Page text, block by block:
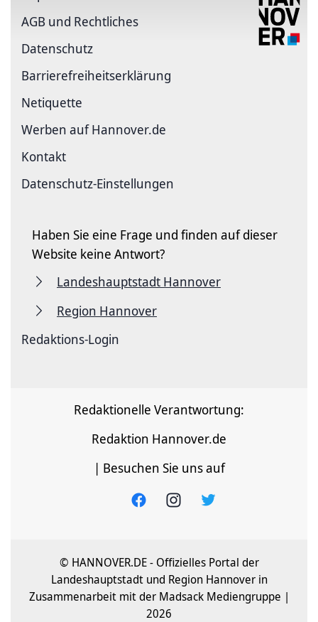
AGB und Rechtliches
Datenschutz
Barriere­freiheits­erklärung
Netiquette
Werben auf Hannover.de
Kontakt
Datenschutz-Einstellungen
Haben Sie eine Frage und finden auf dieser
Website keine Antwort?
Landeshauptstadt Hannover
Region Hannover
Redaktions-Login
Redaktionelle Verantwortung:
Redaktion Hannover.de
| Besuchen Sie uns auf
© HANNOVER.DE - Offizielles Portal der
Landeshauptstadt und Region Hannover in
Zusammenarbeit mit der Madsack Mediengruppe |
2026